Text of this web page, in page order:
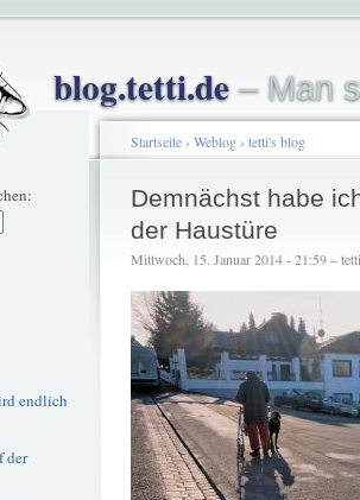
blog.tetti.de– Man
endlich
der
Startseite› Weblog› tetti's blog
Demnächst habe
der Haustüre
Mittwoch, 15. Januar 2014 - 21:59 – tetti